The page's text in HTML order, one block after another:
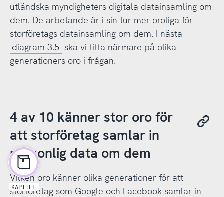
utländska myndigheters digitala datainsamling om
dem. De arbetande är i sin tur mer oroliga för
storföretags datainsamling om dem. I nästa
diagram 3.5 ska vi titta närmare på olika
generationers oro i frågan.
4 av 10 känner stor oro för
att storföretag samlar in
personlig data om dem
Vilken oro känner olika generationer för att
storföretag som Google och Facebook samlar in
KAPITEL